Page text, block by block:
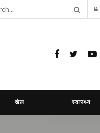
खेल स्वास्थ्य